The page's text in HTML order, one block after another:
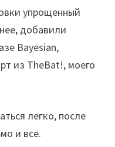
упрощенный
добавили
Bayesian,
из TheBat!, моего
легко, после
и все.